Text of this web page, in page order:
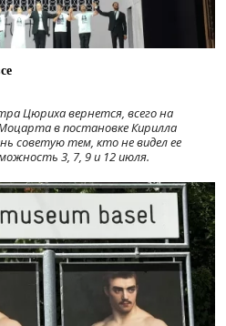
Цюриха вернется, всего на
в постановке Кирилла
советую тем, кто не видел ее
3, 7, 9 и 12 июля.